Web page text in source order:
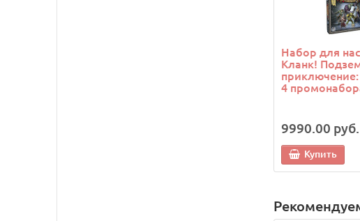
Набор для
Кланк!
4
9990.00 руб.
Купить